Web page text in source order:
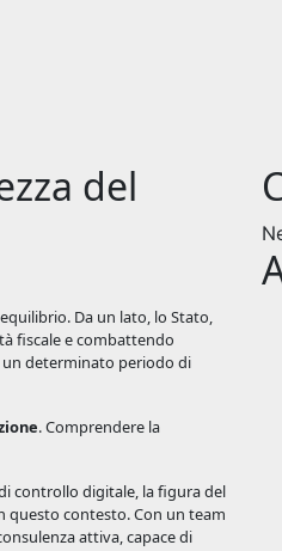
del
Da un lato, lo Stato,
fiscale e combattendo
un determinato periodo di
. Comprendere la
controllo digitale, la figura del
questo contesto. Con un team
attiva, capace di